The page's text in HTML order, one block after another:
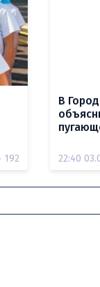
192
В
22:40